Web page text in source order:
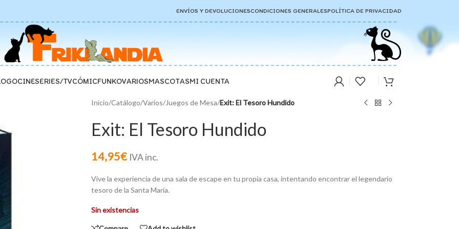
ENVÍOS Y DEVOLUCIONESCONDICIONES GENERALESPOLÍTICA DE PRIVACIDAD
CINESERIES/TVCÓMICFUNKOVARIOSMASCOTASMI CUENTA
Inicio/Catálogo/Varios/Juegos de Mesa/Exit: El Tesoro Hundido
Exit: El Tesoro Hundido
14,95€ IVA inc.
Vive la experiencia de una sala de escape en tu propia casa, intentando encontrar el legendario
tesoro de la Santa María.
Sin existencias